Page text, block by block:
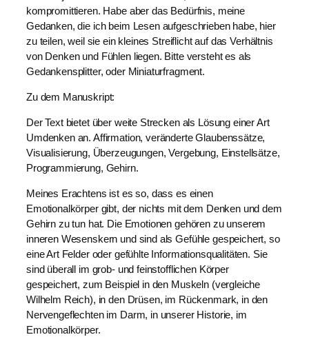
kompromittieren. Habe aber das Bedürfnis, meine
Gedanken, die ich beim Lesen aufgeschrieben habe, hier
zu teilen, weil sie ein kleines Streiflicht auf das Verhältnis
von Denken und Fühlen liegen. Bitte versteht es als
Gedankensplitter, oder Miniaturfragment.
Zu dem Manuskript:
Der Text bietet über weite Strecken als Lösung einer Art
Umdenken an. Affirmation, veränderte Glaubenssätze,
Visualisierung, Überzeugungen, Vergebung, Einstellsätze,
Programmierung, Gehirn.
Meines Erachtens ist es so, dass es einen
Emotionalkörper gibt, der nichts mit dem Denken und dem
Gehirn zu tun hat. Die Emotionen gehören zu unserem
inneren Wesenskern und sind als Gefühle gespeichert, so
eine Art Felder oder gefühlte Informationsqualitäten. Sie
sind überall im grob- und feinstofflichen Körper
gespeichert, zum Beispiel in den Muskeln (vergleiche
Wilhelm Reich), in den Drüsen, im Rückenmark, in den
Nervengeflechten im Darm, in unserer Historie, im
Emotionalkörper.